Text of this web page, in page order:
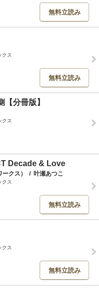
無料立読み
クス
無料立読み
【分冊版】
クス
Decade & Love
クス） / 叶瀬あつこ
クス
無料立読み
クス
無料立読み